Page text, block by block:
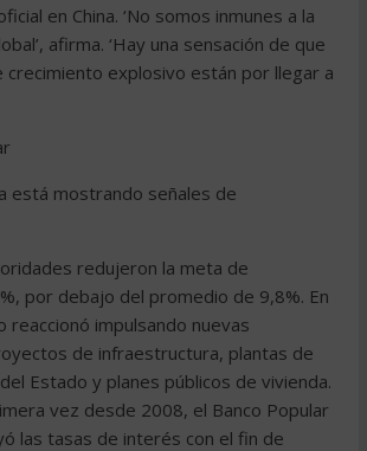
en China. ‘No somos inmunes a la
afirma. ‘Hay una sensación de que
crecimiento explosivo están por llegar a
está mostrando señales de
redujeron la meta de
por debajo del promedio de 9,8%. En
reaccionó impulsando nuevas
de infraestructura, plantas de
Estado y planes públicos de vivienda.
vez desde 2008, el Banco Popular
las tasas de interés con el fin de